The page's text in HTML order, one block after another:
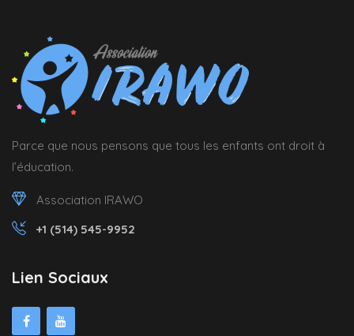
Parce que nous pensons que tous les enfants ont droit à
l’éducation.
Association IRAWO
+1 (514) 545-9952
Lien Sociaux